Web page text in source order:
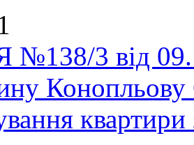
3 від